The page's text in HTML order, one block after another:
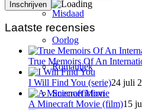
Misdaad
Oorlog
Romantiek
Sciencefiction
Laatste recensies
True Memoirs Of An
I Will Find You (serie)24 juli
A Minecraft Movie (film)15